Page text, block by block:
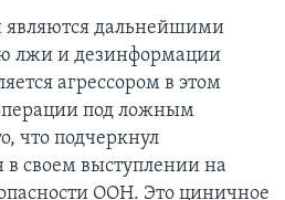
являются дальнейшими
лжи и дезинформации
агрессором в этом
под ложным
что подчеркнул
в своем выступлении на
ООН. Это циничное